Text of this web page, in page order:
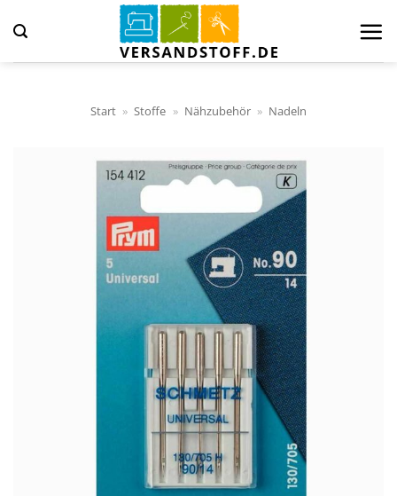
Inhalt
springen
Start » Stoffe » Nähzubehör » Nadeln